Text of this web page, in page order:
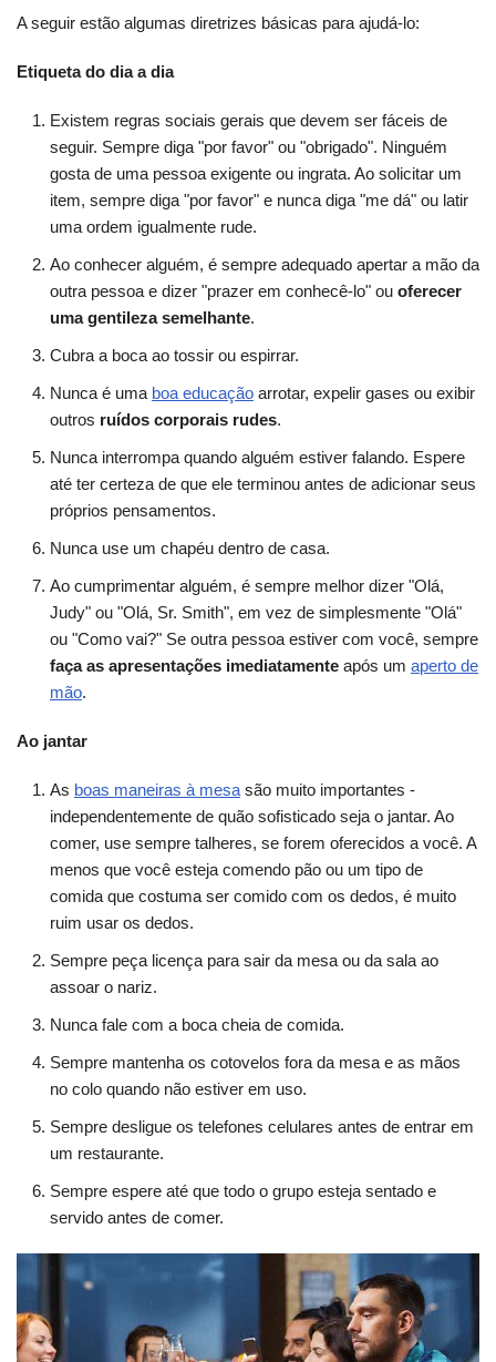
A seguir estão algumas diretrizes básicas para ajudá-lo:
Etiqueta do dia a dia
Existem regras sociais gerais que devem ser fáceis de
seguir. Sempre diga "por favor" ou "obrigado". Ninguém
gosta de uma pessoa exigente ou ingrata. Ao solicitar um
item, sempre diga "por favor" e nunca diga "me dá" ou latir
uma ordem igualmente rude.
Ao conhecer alguém, é sempre adequado apertar a mão da
outra pessoa e dizer "prazer em conhecê-lo" ou oferecer
uma gentileza semelhante.
Cubra a boca ao tossir ou espirrar.
Nunca é uma boa educação arrotar, expelir gases ou exibir
outros ruídos corporais rudes.
Nunca interrompa quando alguém estiver falando. Espere
até ter certeza de que ele terminou antes de adicionar seus
próprios pensamentos.
Nunca use um chapéu dentro de casa.
Ao cumprimentar alguém, é sempre melhor dizer "Olá,
Judy" ou "Olá, Sr. Smith", em vez de simplesmente "Olá"
ou "Como vai?" Se outra pessoa estiver com você, sempre
faça as apresentações imediatamente após um aperto de
mão.
Ao jantar
As boas maneiras à mesa são muito importantes -
independentemente de quão sofisticado seja o jantar. Ao
comer, use sempre talheres, se forem oferecidos a você. A
menos que você esteja comendo pão ou um tipo de
comida que costuma ser comido com os dedos, é muito
ruim usar os dedos.
Sempre peça licença para sair da mesa ou da sala ao
assoar o nariz.
Nunca fale com a boca cheia de comida.
Sempre mantenha os cotovelos fora da mesa e as mãos
no colo quando não estiver em uso.
Sempre desligue os telefones celulares antes de entrar em
um restaurante.
Sempre espere até que todo o grupo esteja sentado e
servido antes de comer.